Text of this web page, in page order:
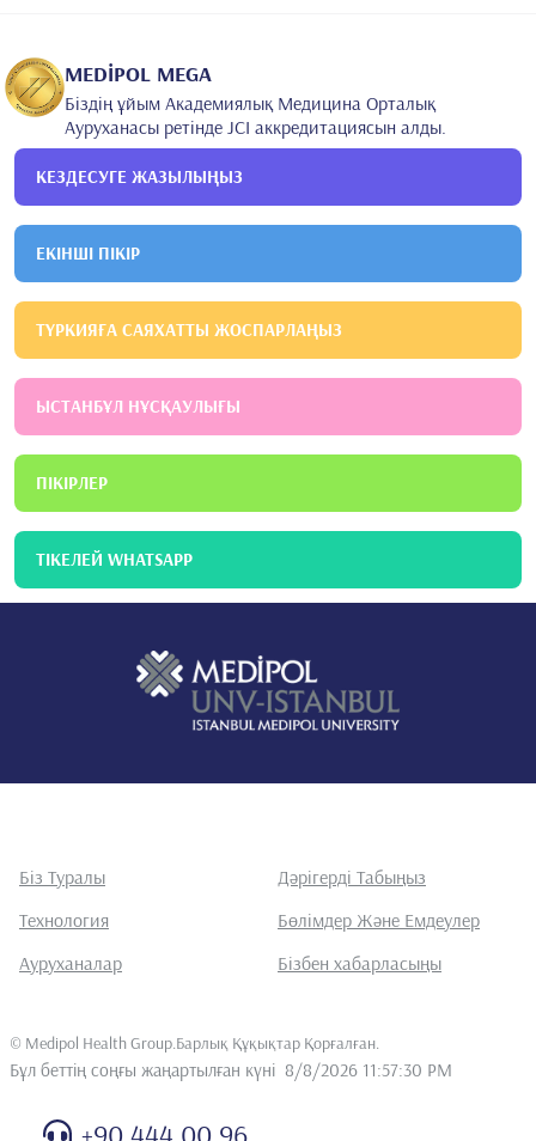
MEDİPOL MEGA
Біздің ұйым Академиялық Медицина Орталық
Ауруханасы ретінде JCI аккредитациясын алды.
КЕЗДЕСУГЕ ЖАЗЫЛЫҢЫЗ
ЕКІНШІ ПІКІР
ТҮРКИЯҒА САЯХАТТЫ ЖОСПАРЛАҢЫЗ
ЫСТАНБҰЛ НҰСҚАУЛЫҒЫ
ПІКІРЛЕР
ТІКЕЛЕЙ WHATSAPP
Біз Туралы
Дәрігерді Табыңыз
Технология
Бөлімдер Және Емдеулер
Ауруханалар
Бізбен хабарласыңы
© Medipol Health Group.Барлық Құқықтар Қорғалған
Бұл беттің соңғы жаңартылған күні 8/8/2026 11:57:30 PM
+90 444 00 96